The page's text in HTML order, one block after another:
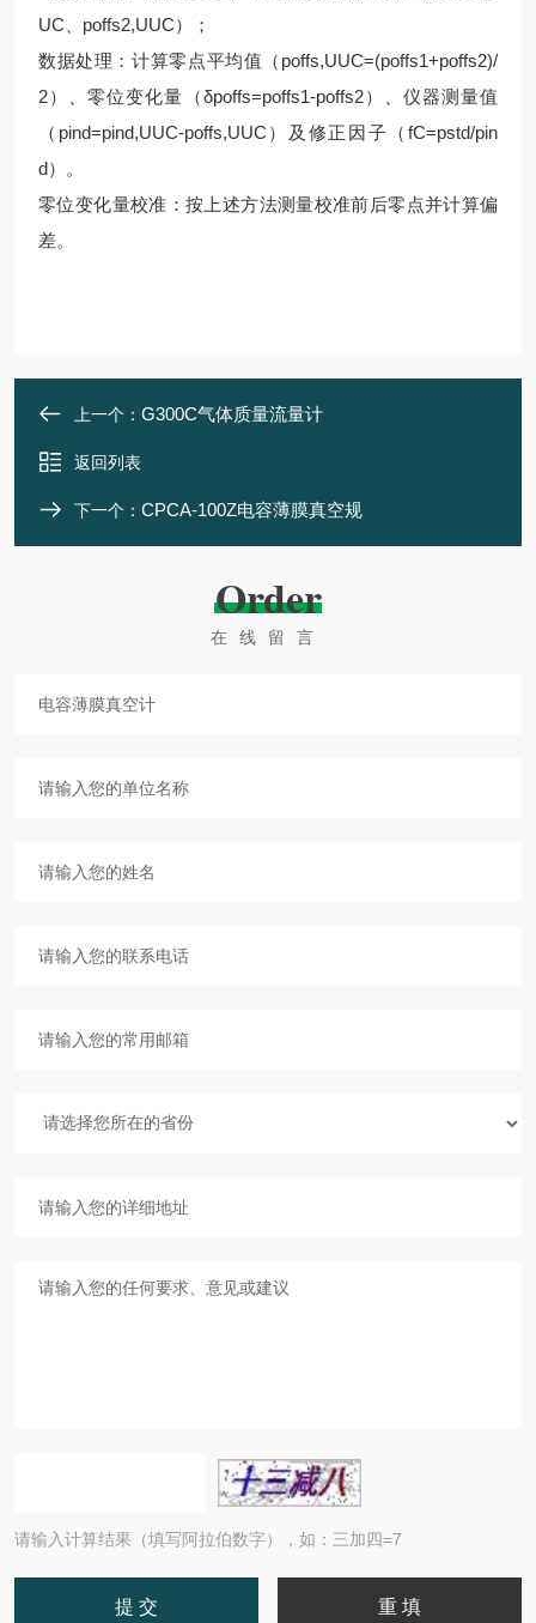
UC、poffs2,UUC）；
数据处理：计算零点平均值（poffs,UUC=(poffs1+poffs2)/
2）、零位变化量（δpoffs=poffs1-poffs2）、仪器测量值
（pind=pind,UUC-poffs,UUC）及修正因子（fC=pstd/pin
d）。
零位变化量校准：按上述方法测量校准前后零点并计算偏
差。
上一个： G300C气体质量流量计
返回列表
下一个： CPCA-100Z电容薄膜真空规
Order
在线留言
请输入计算结果（填写阿拉伯数字），如：三加四=7